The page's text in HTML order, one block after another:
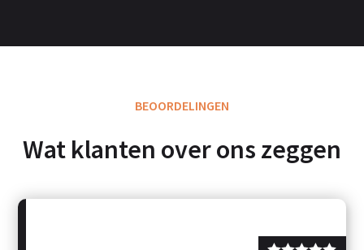
BEOORDELINGEN
Wat klanten over ons zeggen